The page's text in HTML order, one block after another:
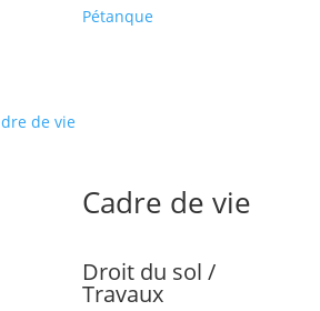
Pétanque
de vie
Cadre de vie
Droit du sol /
Travaux